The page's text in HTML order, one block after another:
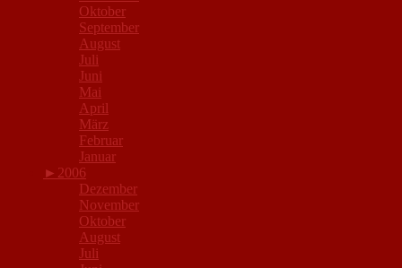
Oktober
September
August
Juli
Juni
Mai
April
März
Februar
Januar
► 2006
Dezember
November
Oktober
August
Juli